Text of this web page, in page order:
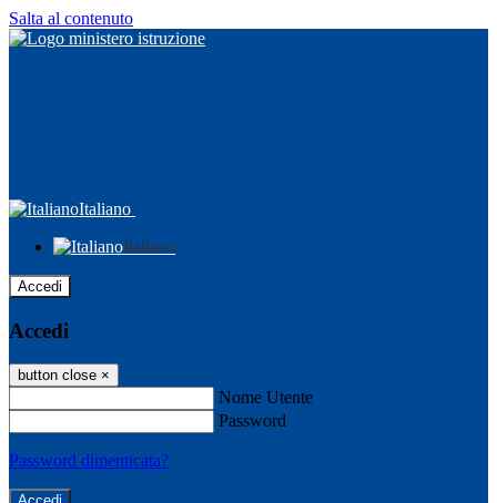
Salta al contenuto
Italiano
Italiano
Accedi
Accedi
button close ×
Nome Utente
Password
Password dimenticata?